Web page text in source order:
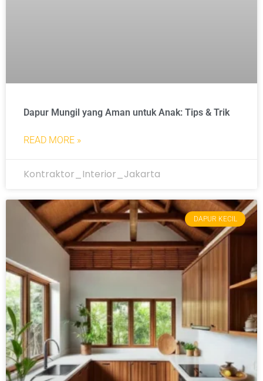
Dapur Mungil yang Aman untuk Anak: Tips & Trik
READ MORE »
Kontraktor_Interior_Jakarta
DAPUR KECIL